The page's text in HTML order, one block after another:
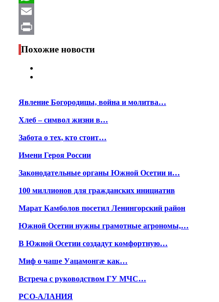
WhatsApp
Email
Print
Похожие новости
Явление Богородицы, война и молитва…
Хлеб – символ жизни в…
Забота о тех, кто стоит…
Имени Героя России
Законодательные органы Южной Осетии и…
100 миллионов для гражданских инициатив
Марат Камболов посетил Ленингорский район
Южной Осетии нужны грамотные агрономы,…
В Южной Осетии создадут комфортную…
Миф о чаше Уацамонгæ как…
Встреча с руководством ГУ МЧС…
РСО-АЛАНИЯ